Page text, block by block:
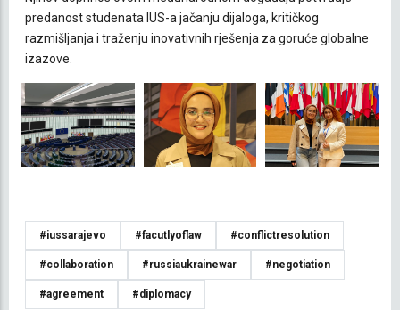
predanost studenata IUS-a jačanju dijaloga, kritičkog
razmišljanja i traženju inovativnih rješenja za goruće globalne
izazove.
#iussarajevo #facutlyoflaw #conflictresolution
#collaboration #russiaukrainewar #negotiation
#agreement #diplomacy